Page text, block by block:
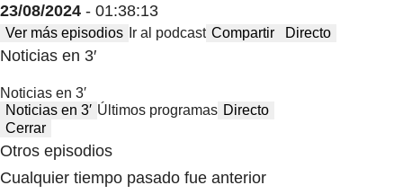
23/08/2024 - 01:38:13
Ver más episodios Ir al podcast Compartir Directo
Noticias en 3′
Noticias en 3′
Noticias en 3′ Últimos programas Directo
Cerrar
Otros episodios
Cualquier tiempo pasado fue anterior